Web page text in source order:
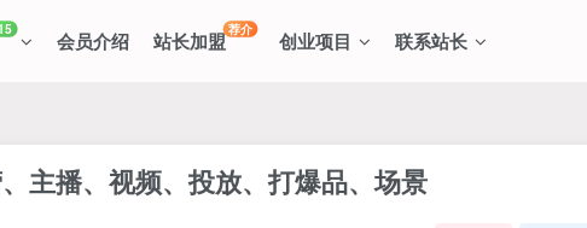
会员介绍 站长加盟荐介 创业项目 联系站长
主播、视频、投放、打爆品、场景